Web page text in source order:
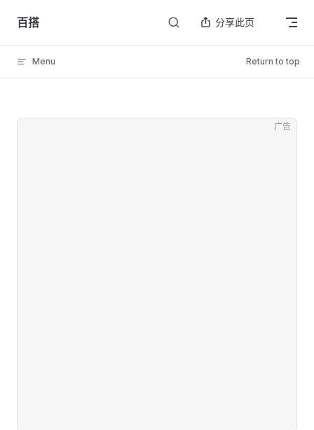
Skip to content
百搭 分享此页
Menu Return to top
广告